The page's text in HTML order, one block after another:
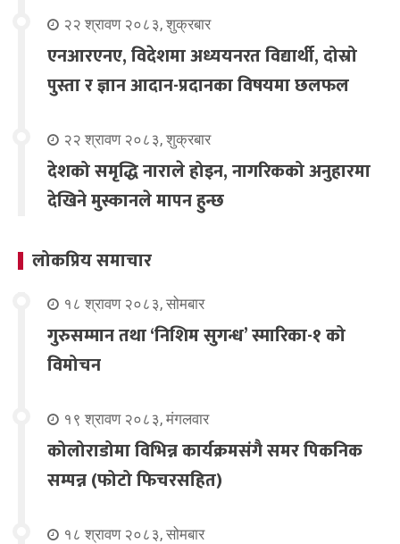
२२ श्रावण २०८३, शुक्रबार
एनआरएनए, विदेशमा अध्ययनरत विद्यार्थी, दोस्रो
पुस्ता र ज्ञान आदान-प्रदानका विषयमा छलफल
२२ श्रावण २०८३, शुक्रबार
देशको समृद्धि नाराले होइन, नागरिकको अनुहारमा
देखिने मुस्कानले मापन हुन्छ
लोकप्रिय समाचार
१८ श्रावण २०८३, सोमबार
गुरुसम्मान तथा ‘निशिम सुगन्ध’ स्मारिका-१ को
विमोचन
१९ श्रावण २०८३, मंगलवार
कोलोराडोमा विभिन्न कार्यक्रमसंगै समर पिकनिक
सम्पन्न (फोटो फिचरसहित)
१८ श्रावण २०८३, सोमबार